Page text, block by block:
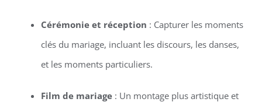
Cérémonie et réception : Capturer les moments
clés du mariage, incluant les discours, les danses,
et les moments particuliers.
Film de mariage: Un montage plus artistique et